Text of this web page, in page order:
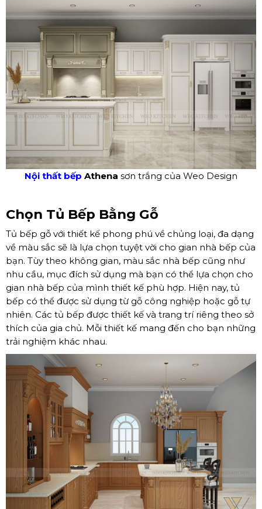
Nội thất bếp Athena sơn trắng của Weo Design
Chọn Tủ Bếp Bằng Gỗ
Tủ bếp gỗ với thiết kế phong phú về chủng loại, đa dạng
về màu sắc sẽ là lựa chọn tuyệt vời cho gian nhà bếp của
bạn. Tùy theo không gian, màu sắc nhà bếp cũng như
nhu cầu, mục đích sử dụng mà bạn có thể lựa chọn cho
gian nhà bếp của mình thiết kế phù hợp. Hiện nay, tủ
bếp có thể được sử dụng từ gỗ công nghiệp hoặc gỗ tự
nhiên. Các tủ bếp được thiết kế và trang trí riêng theo sở
thích của gia chủ. Mỗi thiết kế mang đến cho bạn những
trải nghiệm khác nhau.